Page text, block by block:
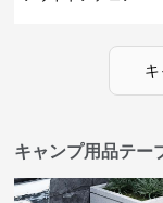
キャンプ用品テー